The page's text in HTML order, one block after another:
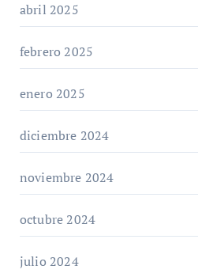
abril 2025
febrero 2025
enero 2025
diciembre 2024
noviembre 2024
octubre 2024
julio 2024